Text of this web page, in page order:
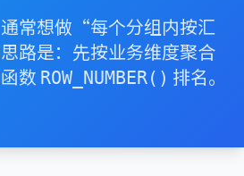
常想做“每个分组内按汇
路是：先按业务维度聚合
数 ROW_NUMBER() 排名。